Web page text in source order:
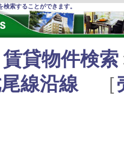
索することができます。
賃貸物件検索
尾線沿線［